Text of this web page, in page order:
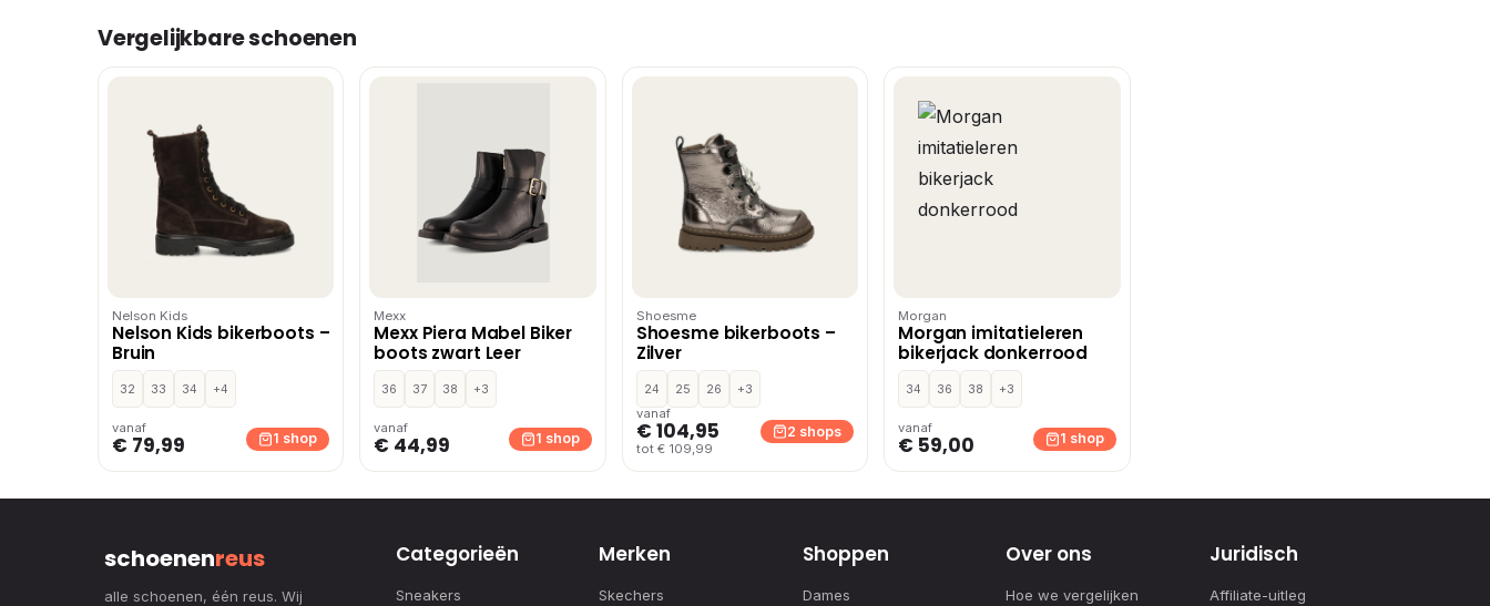
Vergelijkbare schoenen
Nelson Kids
Nelson Kids bikerboots –
Bruin
32 33 34 +4
vanaf
€ 79,99 1 shop
Mexx
Mexx Piera Mabel Biker
boots zwart Leer
36 37 38 +3
vanaf
€ 44,99 1 shop
Shoesme
Shoesme bikerboots –
Zilver
24 25 26
+3
vanaf
€ 104,95
tot € 109,99
2 shops
Morgan
Morgan imitatieleren
bikerjack donkerrood
34 36 38 +3
vanaf
€ 59,00 1 shop
schoenenreus
alle schoenen, één reus. Wij
Categorieën
Sneakers
Merken
Skechers
Shoppen
Dames
Over ons
Hoe we vergelijken
Juridisch
Affiliate-uitleg